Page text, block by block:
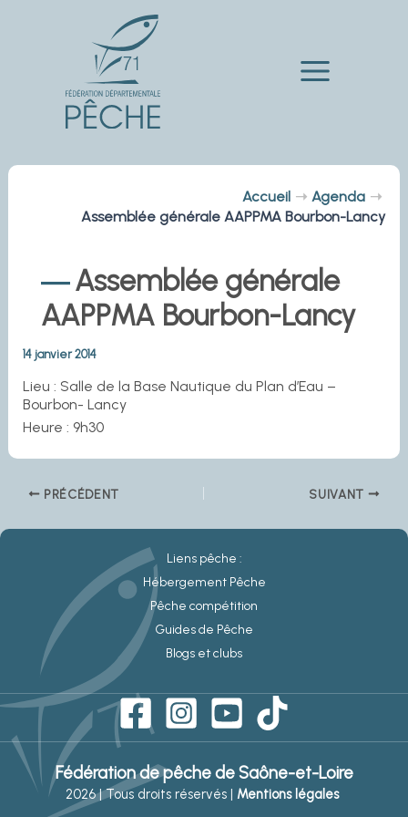
Main
Accueil
Agenda
Assemblée générale AAPPMA Bourbon-Lancy
Assemblée générale
AAPPMA Bourbon-Lancy
14 janvier 2014
Lieu : Salle de la Base Nautique du Plan d’Eau –
Bourbon- Lancy
Heure : 9h30
PRÉCÉDENT SUIVANT
Liens pêche :
Hébergement Pêche
Pêche compétition
Guides de Pêche
Blogs et clubs
Fédération de pêche de Saône-et-Loire
2026 | Tous droits réservés | Mentions légales